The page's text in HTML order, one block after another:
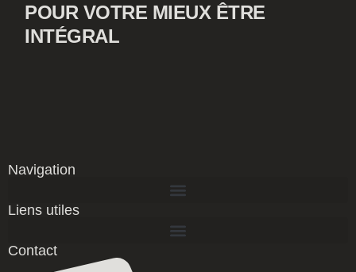
POUR VOTRE MIEUX ÊTRE
INTÉGRAL
Navigation
Liens utiles
Contact